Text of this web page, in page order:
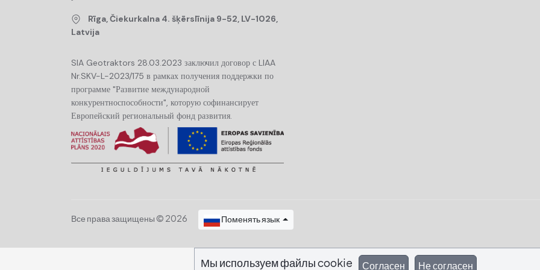
Rīga, Čiekurkalna 4. šķērslīnija 9-52, LV-1026,
Latvija
SIA Geotraktors 28.03.2023 заключил договор с LIAA
Nr.SKV-L-2023/175 в рамках получения поддержки по
программе "Развитие международной
конкурентноспособности", которую софинансирует
Европейский региональный фонд развития.
Все права защищены © 2026 Поменять язык
Мы используем файлы cookie Согласен Не согласен